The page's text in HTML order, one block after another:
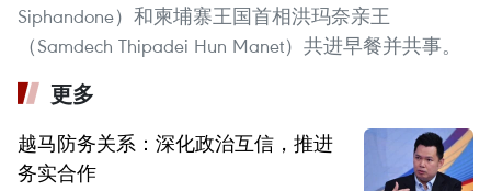
Siphandone）和柬埔寨王国首相洪玛奈亲王
（Samdech Thipadei Hun Manet）共进早餐并共事。
更多
越马防务关系：深化政治互信，推进
务实合作